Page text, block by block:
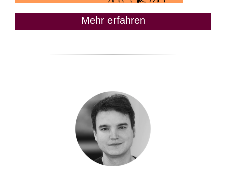
Mehr erfahren